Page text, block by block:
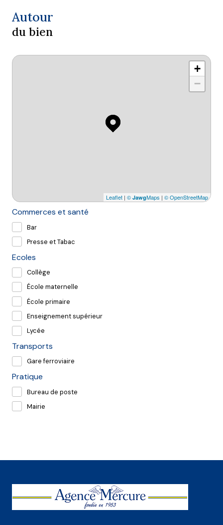
Autour
du bien
+
−
Leaflet | © JawgMaps | © OpenStreetMap
Commerces et santé
Bar
Presse et Tabac
Ecoles
Collège
École maternelle
École primaire
Enseignement supérieur
Lycée
Transports
Gare ferroviaire
Pratique
Bureau de poste
Mairie